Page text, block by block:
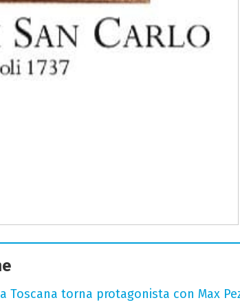
Toscana torna protagonista con Max